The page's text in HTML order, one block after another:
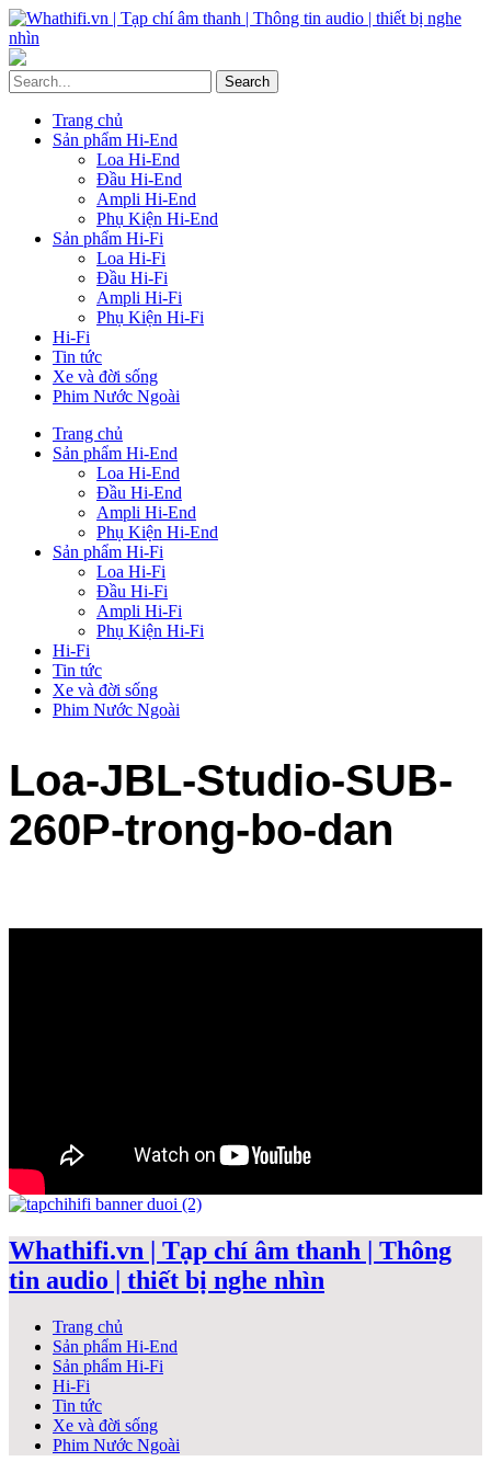
Trang chủ
Sản phẩm Hi-End
Loa Hi-End
Đầu Hi-End
Ampli Hi-End
Phụ Kiện Hi-End
Sản phẩm Hi-Fi
Loa Hi-Fi
Đầu Hi-Fi
Ampli Hi-Fi
Phụ Kiện Hi-Fi
Hi-Fi
Tin tức
Xe và đời sống
Phim Nước Ngoài
Trang chủ
Sản phẩm Hi-End
Loa Hi-End
Đầu Hi-End
Ampli Hi-End
Phụ Kiện Hi-End
Sản phẩm Hi-Fi
Loa Hi-Fi
Đầu Hi-Fi
Ampli Hi-Fi
Phụ Kiện Hi-Fi
Hi-Fi
Tin tức
Xe và đời sống
Phim Nước Ngoài
Loa-JBL-Studio-SUB-
260P-trong-bo-dan
Whathifi.vn | Tạp chí âm thanh | Thông
tin audio | thiết bị nghe nhìn
Trang chủ
Sản phẩm Hi-End
Sản phẩm Hi-Fi
Hi-Fi
Tin tức
Xe và đời sống
Phim Nước Ngoài